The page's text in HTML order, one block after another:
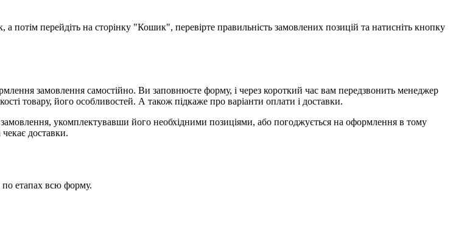
перейдіть на сторінку "Кошик", перевірте правильність замовлених позицій та натисніть кнопку
замовлення самостійно. Ви заповнюєте форму, і через короткий час вам передзвонить менеджер
товару, його особливостей. А також підкаже про варіанти оплати і доставки.
укомплектувавши його необхідними позиціями, або погоджується на оформлення в тому
доставки.
етапах всю форму.